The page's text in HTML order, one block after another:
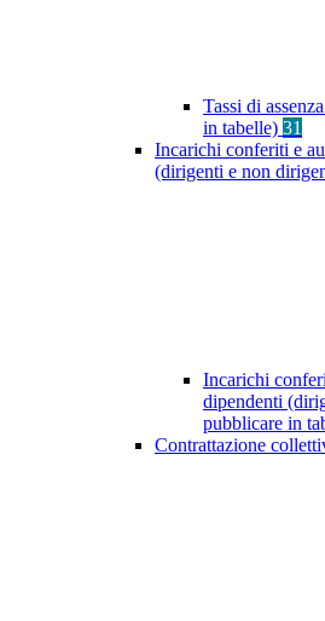
Tassi di
in tabelle) 31
Incarichi conferiti e
(dirigenti e non
Incarichi
dipendenti
pubblicare in
Contrattazione